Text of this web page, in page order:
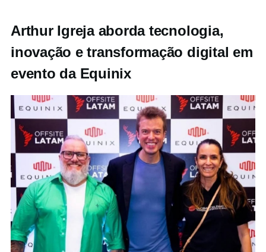
Arthur Igreja aborda tecnologia,
inovação e transformação digital em
evento da Equinix